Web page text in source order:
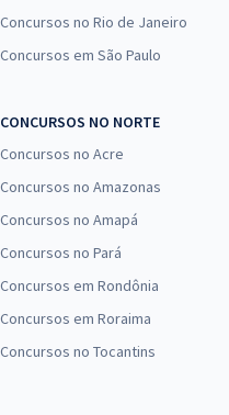
Concursos no Rio de Janeiro
Concursos em São Paulo
CONCURSOS NO NORTE
Concursos no Acre
Concursos no Amazonas
Concursos no Amapá
Concursos no Pará
Concursos em Rondônia
Concursos em Roraima
Concursos no Tocantins